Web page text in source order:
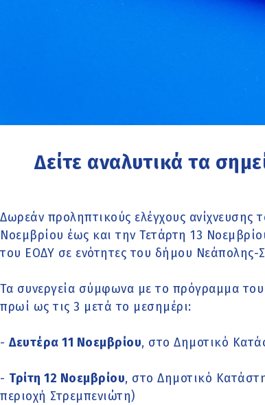
Δείτε αναλυτικά τα
Δωρεάν προληπτικούς ελέγχους ανίχνευσης
Νοεμβρίου έως και την Τετάρτη 13
του ΕΟΔΥ σε ενότητες του δήμου Νεάπολης-
Τα συνεργεία σύμφωνα με το πρόγραμμα
πρωί ως τις 3 μετά το μεσημέρι:
- Δευτέρα 11 Νοεμβρίου, στο Δημοτικό
- Τρίτη 12 Νοεμβρίου, στο Δημοτικό
περιοχή Στρεμπενιώτη)